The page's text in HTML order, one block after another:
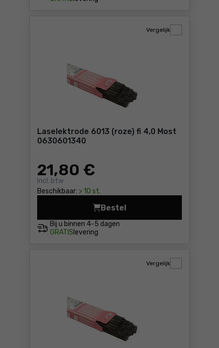
Laselektrode 6013 (roze) fi 4,0 Most
0630601340
21,80 €
Incl. btw
Beschikbaar: > 10 st.
Vergelijk
Bij u binnen 4-5 dagen
GRATIS levering
Bestel
Laselektrode 6013 (roze)
Vergelijk